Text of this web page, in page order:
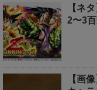
【ネ
2〜3
【画